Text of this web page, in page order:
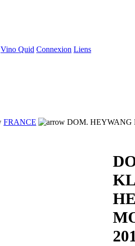
Vino Quid Connexion Liens
FRANCE
DOM.